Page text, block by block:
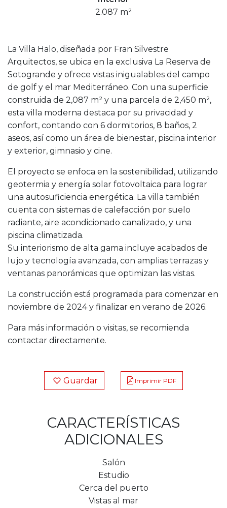
2.087 m²
La Villa Halo, diseñada por Fran Silvestre
Arquitectos, se ubica en la exclusiva La Reserva de
Sotogrande y ofrece vistas inigualables del campo
de golf y el mar Mediterráneo. Con una superficie
construida de 2,087 m² y una parcela de 2,450 m²,
esta villa moderna destaca por su privacidad y
confort, contando con 6 dormitorios, 8 baños, 2
aseos, así como un área de bienestar, piscina interior
y exterior, gimnasio y cine.
El proyecto se enfoca en la sostenibilidad, utilizando
geotermia y energía solar fotovoltaica para lograr
una autosuficiencia energética. La villa también
cuenta con sistemas de calefacción por suelo
radiante, aire acondicionado canalizado, y una
piscina climatizada.
Su interiorismo de alta gama incluye acabados de
lujo y tecnología avanzada, con amplias terrazas y
ventanas panorámicas que optimizan las vistas.
La construcción está programada para comenzar en
noviembre de 2024 y finalizar en verano de 2026.
Para más información o visitas, se recomienda
contactar directamente.
Guardar Imprimir PDF
CARACTERÍSTICAS
ADICIONALES
Salón
Estudio
Cerca del puerto
Vistas al mar